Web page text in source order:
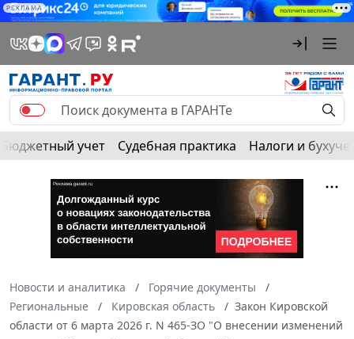
РЕКЛАМА
Бюджетный учет Судебная практика Налоги и
Новости и аналитика
Горячие документы
Региональные
Кировская область
Закон Кировской
области от 6 марта 2026 г. N 465-ЗО "О внесении изменений